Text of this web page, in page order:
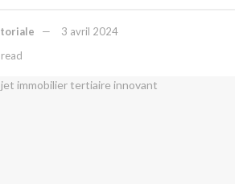
3 avril 2024